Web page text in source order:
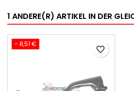
1 ANDERE(R) ARTIKEL IN DER
- 8,51 €
favorite_border